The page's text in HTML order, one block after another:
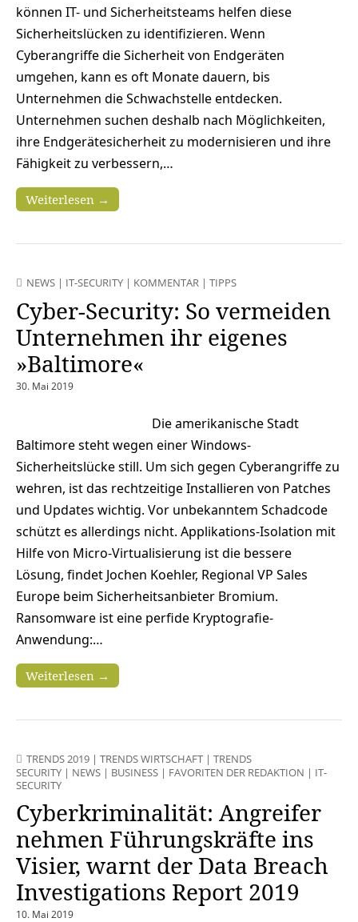
können IT- und Sicherheitsteams helfen diese
Sicherheitslücken zu identifizieren. Wenn
Cyberangriffe die Sicherheit von Endgeräten
umgehen, kann es oft Monate dauern, bis
Unternehmen die Schwachstelle entdecken.
Unternehmen suchen deshalb nach Möglichkeiten,
ihre Endgerätesicherheit zu modernisieren und ihre
Fähigkeit zu verbessern,…
Weiterlesen →
NEWS | IT-SECURITY | KOMMENTAR | TIPPS
Cyber-Security: So vermeiden
Unternehmen ihr eigenes
»Baltimore«
30. Mai 2019
Die amerikanische Stadt
Baltimore steht wegen einer Windows-
Sicherheitslücke still. Um sich gegen Cyberangriffe zu
wehren, ist das rechtzeitige Installieren von Patches
und Updates wichtig. Vor unbekanntem Schadcode
schützt es allerdings nicht. Applikations-Isolation mit
Hilfe von Micro-Virtualisierung ist die bessere
Lösung, findet Jochen Koehler, Regional VP Sales
Europe beim Sicherheitsanbieter Bromium.
Ransomware ist eine perfide Kryptografie-
Anwendung:…
Weiterlesen →
TRENDS 2019 | TRENDS WIRTSCHAFT | TRENDS
SECURITY | NEWS | BUSINESS | FAVORITEN DER REDAKTION | IT-
SECURITY
Cyberkriminalität: Angreifer
nehmen Führungskräfte ins
Visier, warnt der Data Breach
Investigations Report 2019
10. Mai 2019